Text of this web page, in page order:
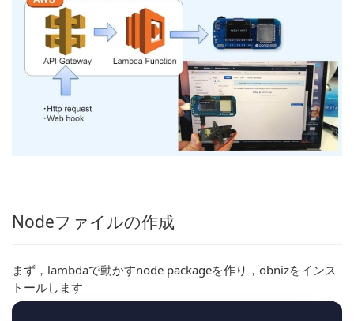
Nodeファイルの作成
まず，lambdaで動かすnode packageを作り，obnizをインス
トールします